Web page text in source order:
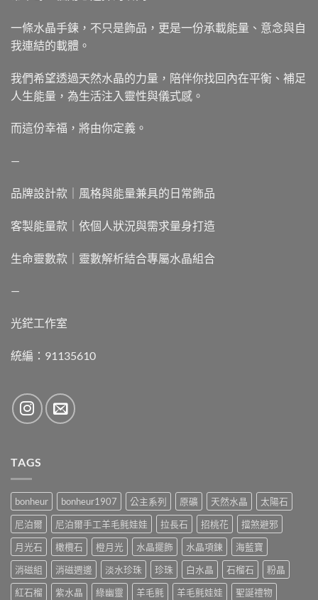
一條水晶手鍊，不只是飾品，更是一份承載能量、意念與自
我連結的載體。
我們希望透過天然水晶的力量，陪伴你找回內在平衡、補足
人生能量，為生活注入靈性與儀式感。
而這份幸福，將由你定義。
—
品牌設計款｜風格與能量兼具的日常飾品
客製能量款｜依個人狀況與需求量身打造
生命靈數款｜靈數解析結合專屬水晶組合
—
光鋩工作室
統編：91135610
TAGS
bonheur bonheur1907 公主系列 原礦 天然水晶
太陽石
尼泊爾
尼泊爾手工羊毛氈娃娃 拉長石 招桃花
擋煞避邪
月光石
橄欖石 橙月光 水晶擺飾 水晶項鍊
海藍寶
消磁組
消磁週邊 淡水珍珠 珍珠 白水晶 石榴石
粉晶
紅石榴
紫水晶 綠幽靈 羊毛氈 羊毛氈娃娃 聖誕禮物